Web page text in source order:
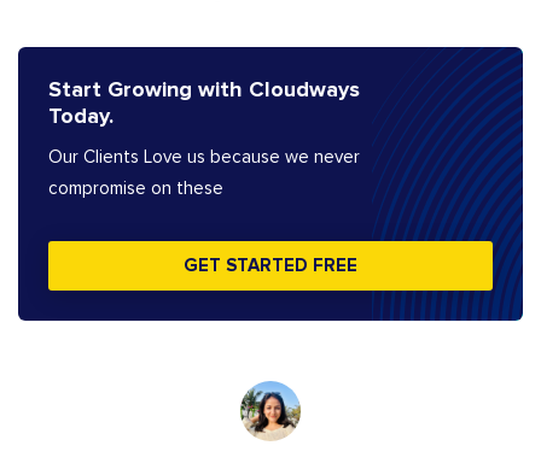
Start Growing with Cloudways
Today.
Our Clients Love us because we never
compromise on these
GET STARTED FREE